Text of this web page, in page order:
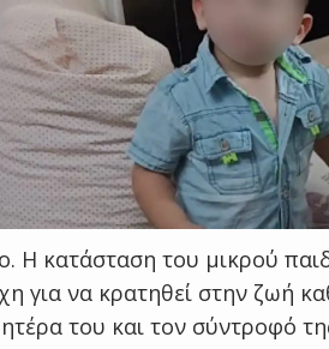
Η κατάσταση του μικρού
για να κρατηθεί στην ζωή
του και τον σύντροφό